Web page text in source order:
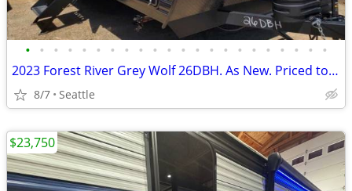
• • • • • • • • • • • • • • • • • • • • • •
2023 Forest River Grey Wolf 26DBH. As New. Priced to move quick. Save$
8/7 Seattle
$23,750